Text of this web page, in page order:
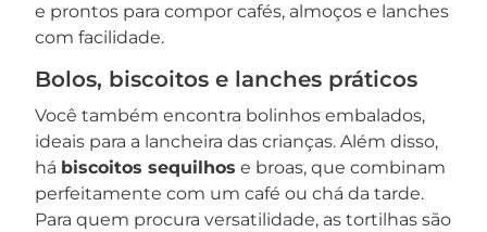
e prontos para compor cafés, almoços e lanches
com facilidade.
Bolos, biscoitos e lanches práticos
Você também encontra bolinhos embalados,
ideais para a lancheira das crianças. Além disso,
há biscoitos sequilhos e broas, que combinam
perfeitamente com um café ou chá da tarde.
Para quem procura versatilidade, as tortilhas são